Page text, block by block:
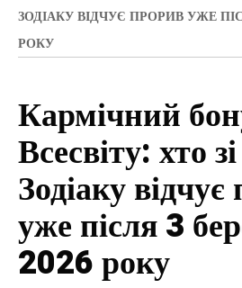
ЗОДІАКУ ВІДЧУЄ ПРОРИВ УЖЕ
РОКУ
Кармічний
Всесвіту: хто
Зодіаку
уже після 3
2026 року